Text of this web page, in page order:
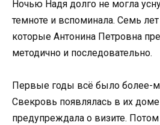
Ночью Надя долго не могла
темноте и вспоминала. Семь
которые Антонина Петровна
методично и последовательно.
Первые годы всё было более-
Свекровь появлялась в их доме
предупреждала о визите.